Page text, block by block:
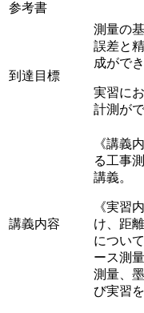
参考書
到達目標
測量の
誤差と
成ができ
実習に
計測が
講義内容
《講義
る工事
講義。
《実習
け、距
につい
ース測
測量、
び実習